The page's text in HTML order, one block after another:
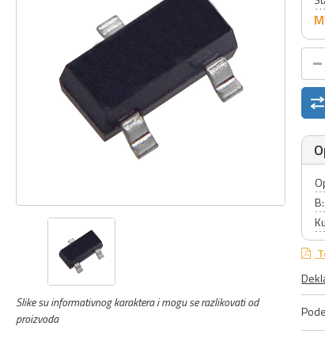
Slike su informativnog karaktera i mogu se razlikovati od
proizvoda